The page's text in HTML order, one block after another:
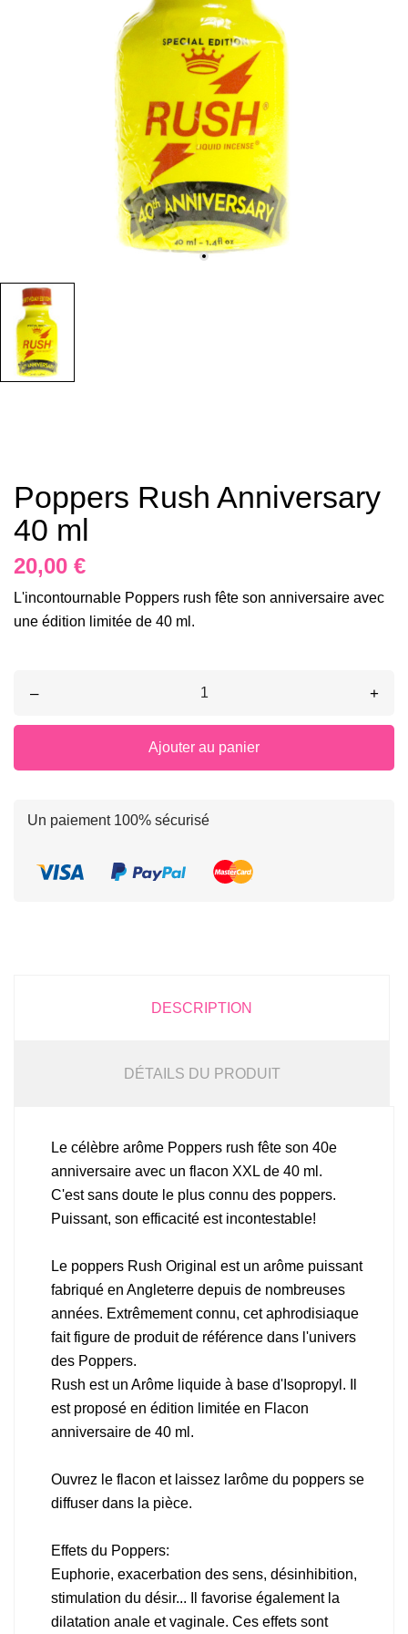
Poppers Rush Anniversary
40 ml
20,00 €
L'incontournable Poppers rush fête son anniversaire avec
une édition limitée de 40 ml.
– +
Ajouter au panier
Un paiement 100% sécurisé
DESCRIPTION
DÉTAILS DU PRODUIT
Le célèbre arôme Poppers rush fête son 40e
anniversaire avec un flacon XXL de 40 ml.
C'est sans doute le plus connu des poppers.
Puissant, son efficacité est incontestable!
Le poppers Rush Original est un arôme puissant
fabriqué en Angleterre depuis de nombreuses
années. Extrêmement connu, cet aphrodisiaque
fait figure de produit de référence dans l'univers
des Poppers.
Rush est un Arôme liquide à base d'Isopropyl. Il
est proposé en édition limitée en Flacon
anniversaire de 40 ml.
Ouvrez le flacon et laissez larôme du poppers se
diffuser dans la pièce.
Effets du Poppers:
Euphorie, exacerbation des sens, désinhibition,
stimulation du désir... Il favorise également la
dilatation anale et vaginale. Ces effets sont